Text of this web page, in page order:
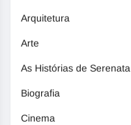
Arquitetura
Arte
As Histórias de Serenata
Biografia
Cinema